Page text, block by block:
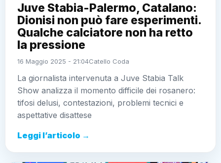
Juve Stabia-Palermo, Catalano:
Dionisi non può fare esperimenti.
Qualche calciatore non ha retto
la pressione
16 Maggio 2025 - 21:04Catello Coda
La giornalista intervenuta a Juve Stabia Talk
Show analizza il momento difficile dei rosanero:
tifosi delusi, contestazioni, problemi tecnici e
aspettative disattese
Leggi l’articolo →